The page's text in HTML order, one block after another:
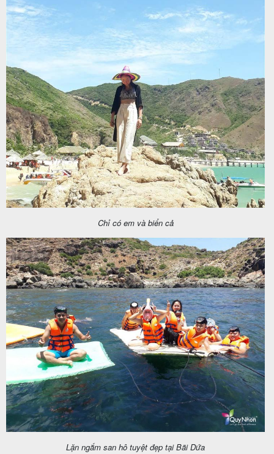
Chỉ có em và biển cả
Lặn ngắm san hô tuyệt đẹp tại Bãi Dứa